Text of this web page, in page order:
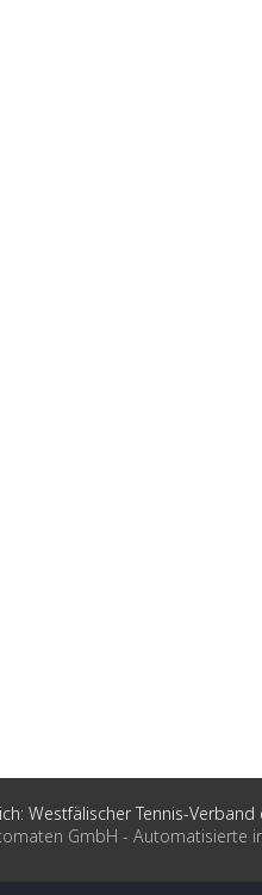
Westfälischer Tennis-Verband
GmbH - Automatisierte